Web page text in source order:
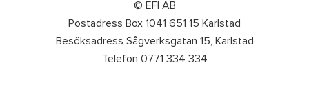
© EFI AB
Postadress Box 1041 651 15 Karlstad
Besöksadress Sågverksgatan 15, Karlstad
Telefon 0771 334 334